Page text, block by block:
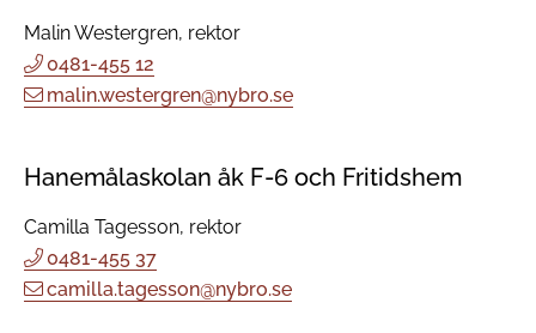
Malin Westergren, rektor
0481-455 12
malin.westergren@nybro.se
Hanemålaskolan åk F-6 och Fritidshem
Camilla Tagesson, rektor
0481-455 37
camilla.tagesson@nybro.se